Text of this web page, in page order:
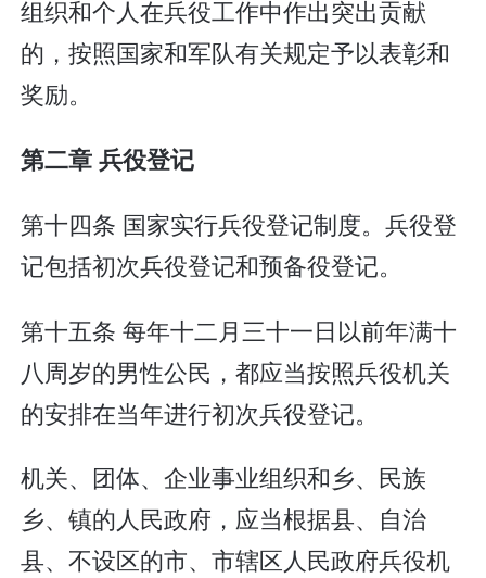
组织和个人在兵役工作中作出突出贡献
的，按照国家和军队有关规定予以表彰和
奖励。
第二章 兵役登记
第十四条 国家实行兵役登记制度。兵役登
记包括初次兵役登记和预备役登记。
第十五条 每年十二月三十一日以前年满十
八周岁的男性公民，都应当按照兵役机关
的安排在当年进行初次兵役登记。
机关、团体、企业事业组织和乡、民族
乡、镇的人民政府，应当根据县、自治
县、不设区的市、市辖区人民政府兵役机